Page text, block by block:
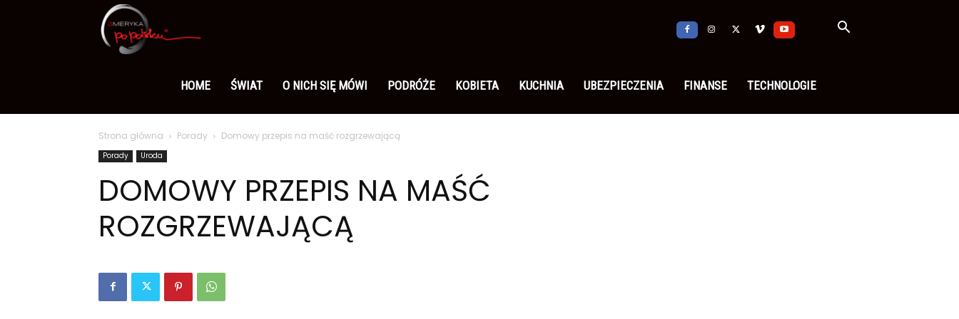
po
polsku
HOME ŚWIAT O NICH SIĘ MÓWI PODRÓŻE KOBIETA KUCHNIA UBEZPIECZENIA FINANSE TECHNOLOGIE
Strona główna Porady Domowy przepis na maść rozgrzewającą
Porady Uroda
DOMOWY PRZEPIS NA MAŚĆ
ROZGRZEWAJĄCĄ